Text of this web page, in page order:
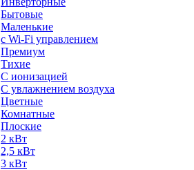
Бытовые
Маленькие
с Wi-Fi управлением
Премиум
Тихие
С ионизацией
С увлажнением воздуха
Цветные
Комнатные
Плоские
2 кВт
2,5 кВт
3 кВт